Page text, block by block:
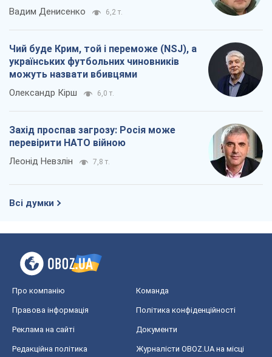
Вадим Денисенко 6,2 т.
Чий буде Крим, той і переможе (NSJ), а
українських футбольних чиновників
можуть назвати вбивцями
Олександр Кірш 6,0 т.
Захід проспав загрозу: Росія може
перевірити НАТО війною
Леонід Невзлін 7,8 т.
Всі думки
Про компанію Команда
Правова інформація Політика конфіденційності
Реклама на сайті Документи
Редакційна політика
Журналісти OBOZ.UA на місці